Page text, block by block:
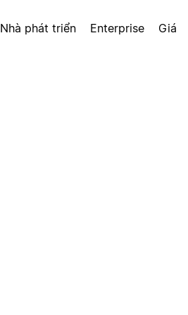
Nhà phát triển Enterprise Giá